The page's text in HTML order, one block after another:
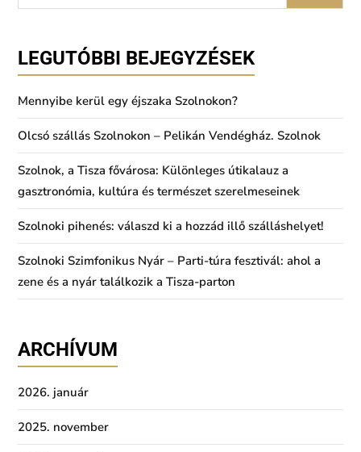
LEGUTÓBBI BEJEGYZÉSEK
Mennyibe kerül egy éjszaka Szolnokon?
Olcsó szállás Szolnokon – Pelikán Vendégház. Szolnok
Szolnok, a Tisza fővárosa: Különleges útikalauz a
gasztronómia, kultúra és természet szerelmeseinek
Szolnoki pihenés: válaszd ki a hozzád illő szálláshelyet!
Szolnoki Szimfonikus Nyár – Parti-túra fesztivál: ahol a
zene és a nyár találkozik a Tisza-parton
ARCHÍVUM
2026. január
2025. november